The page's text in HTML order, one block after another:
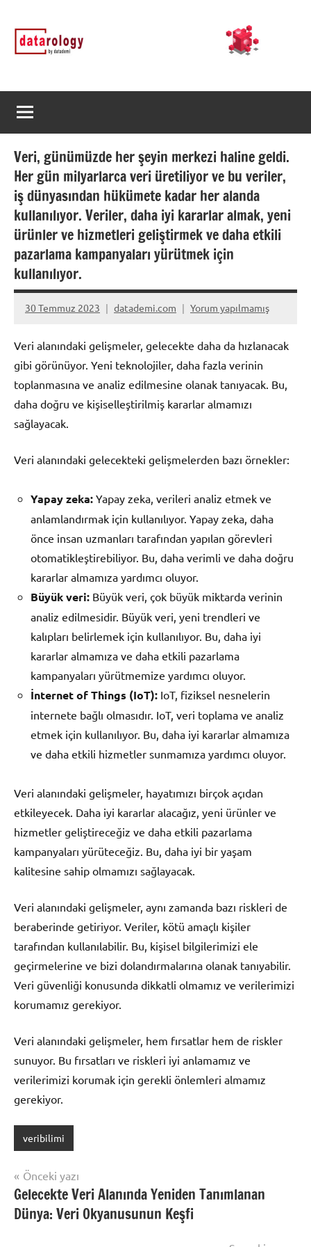
geçDATArology
by
rology
Veri, günümüzde her şeyin merkezi haline geldi.
Her gün milyarlarca veri üretiliyor ve bu veriler,
iş dünyasından hükümete kadar her alanda
kullanılıyor. Veriler, daha iyi kararlar almak, yeni
ürünler ve hizmetleri geliştirmek ve daha etkili
pazarlama kampanyaları yürütmek için
kullanılıyor.
30 Temmuz 2023 datademi.com Yorum yapılmamış
Veri alanındaki gelişmeler, gelecekte daha da hızlanacak
gibi görünüyor. Yeni teknolojiler, daha fazla verinin
toplanmasına ve analiz edilmesine olanak tanıyacak. Bu,
daha doğru ve kişiselleştirilmiş kararlar almamızı
sağlayacak.
Veri alanındaki gelecekteki gelişmelerden bazı örnekler:
Yapay zeka: Yapay zeka, verileri analiz etmek ve
anlamlandırmak için kullanılıyor. Yapay zeka, daha
önce insan uzmanları tarafından yapılan görevleri
otomatikleştirebiliyor. Bu, daha verimli ve daha doğru
kararlar almamıza yardımcı oluyor.
Büyük veri: Büyük veri, çok büyük miktarda verinin
analiz edilmesidir. Büyük veri, yeni trendleri ve
kalıpları belirlemek için kullanılıyor. Bu, daha iyi
kararlar almamıza ve daha etkili pazarlama
kampanyaları yürütmemize yardımcı oluyor.
İnternet of Things (IoT): IoT, fiziksel nesnelerin
internete bağlı olmasıdır. IoT, veri toplama ve analiz
etmek için kullanılıyor. Bu, daha iyi kararlar almamıza
ve daha etkili hizmetler sunmamıza yardımcı oluyor.
Veri alanındaki gelişmeler, hayatımızı birçok açıdan
etkileyecek. Daha iyi kararlar alacağız, yeni ürünler ve
hizmetler geliştireceğiz ve daha etkili pazarlama
kampanyaları yürüteceğiz. Bu, daha iyi bir yaşam
kalitesine sahip olmamızı sağlayacak.
Veri alanındaki gelişmeler, aynı zamanda bazı riskleri de
beraberinde getiriyor. Veriler, kötü amaçlı kişiler
tarafından kullanılabilir. Bu, kişisel bilgilerimizi ele
geçirmelerine ve bizi dolandırmalarına olanak tanıyabilir.
Veri güvenliği konusunda dikkatli olmamız ve verilerimizi
korumamız gerekiyor.
Veri alanındaki gelişmeler, hem fırsatlar hem de riskler
sunuyor. Bu fırsatları ve riskleri iyi anlamamız ve
verilerimizi korumak için gerekli önlemleri almamız
gerekiyor.
veribilimi
Yazı
gezinmesi
Önceki yazı
Gelecekte Veri Alanında Yeniden Tanımlanan
Dünya: Veri Okyanusunun Keşfi